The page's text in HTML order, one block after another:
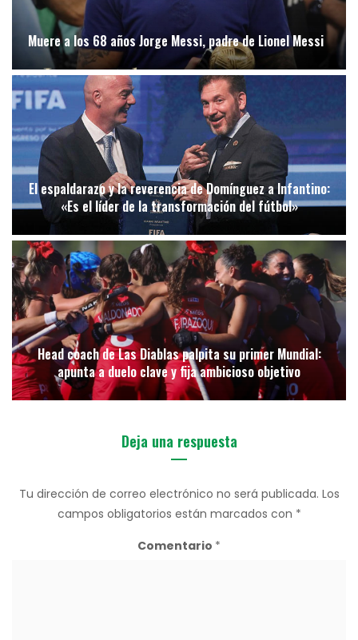
Muere a los 68 años Jorge Messi, padre de Lionel Messi
El espaldarazo y la reverencia de Domínguez a Infantino:
«Es el líder de la transformación del fútbol»
Head coach de Las Diablas palpita su primer Mundial:
apunta a duelo clave y fija ambicioso objetivo
Deja una respuesta
Tu dirección de correo electrónico no será publicada. Los
campos obligatorios están marcados con *
Comentario *